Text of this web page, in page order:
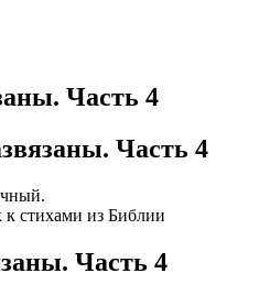
Часть 4
Часть 4
стихами из Библии
Часть 4